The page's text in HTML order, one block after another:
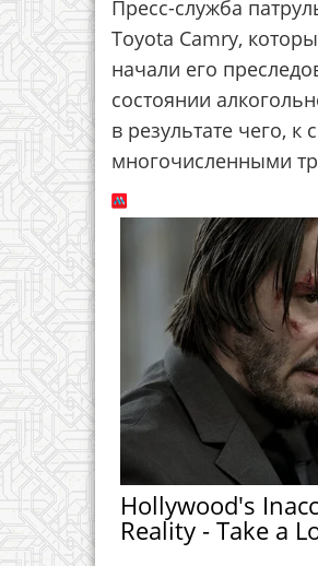
Пресс-служба
Toyota Camry,
начали его
состоянии
в результате чего,
многочисленными
Hollywood's
Reality - Take a